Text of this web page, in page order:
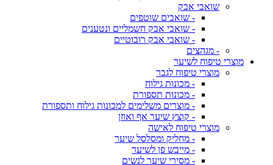
שואבי אבק
- שואבים שוטפים
- שואבי אבק חשמליים ונטענים
- שואבי אבק רובוטיים
- מגהצים
מוצרי טיפוח לשיער
מוצרי טיפוח לגבר
- מכונות גילוח
- מכונות תספורת
- מוצרים משלימים למכונות גילוח ותספורת
- קוצץ שיער אף ואוזן
מוצרי טיפוח לאישה
- מחליק ומסלסל שיער
- מייבש פן לשיער
- מסירי שיער לנשים